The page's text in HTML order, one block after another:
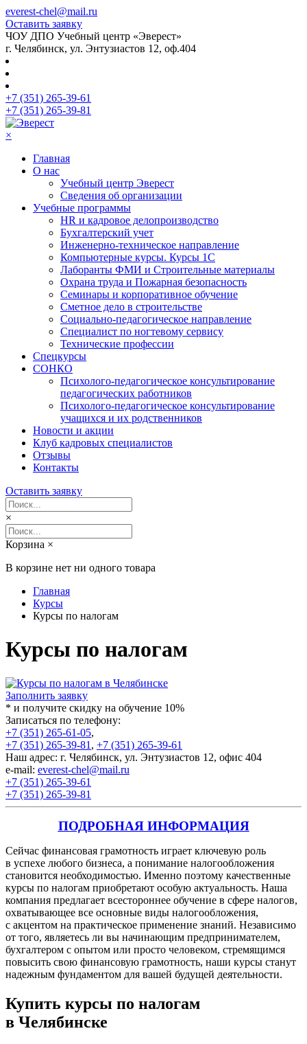
everest-chel@mail.ru
Оставить заявку
ЧОУ ДПО Учебный центр «Эверест»
г. Челябинск, ул. Энтузиастов 12, оф.404
+7 (351) 265-39-61
+7 (351) 265-39-81
×
Главная
О нас
Учебный центр Эверест
Сведения об организации
Учебные программы
HR и кадровое делопроизводство
Бухгалтерский учет
Инженерно-техническое направление
Компьютерные курсы. Курсы 1С
Лаборанты ФМИ и Строительные материалы
Охрана труда и Пожарная безопасность
Семинары и корпоративное обучение
Сметное дело в строительстве
Социально-педагогическое направление
Специалист по ногтевому сервису
Технические профессии
Спецкурсы
СОНКО
Психолого-педагогическое консультирование
педагогических работников
Психолого-педагогическое консультирование
учащихся и их родственников
Новости и акции
Клуб кадровых специалистов
Отзывы
Контакты
Оставить заявку
×
Корзина ×
В корзине нет ни одного товара
Главная
Курсы
Курсы по налогам
Курсы по налогам
Заполнить заявку
* и получите скидку на обучение 10%
Записаться по телефону:
+7 (351) 265-61-05,
+7 (351) 265-39-81 , +7 (351) 265-39-61
Наш адрес: г. Челябинск, ул. Энтузиастов 12, офис 404
e-mail: everest-chel@mail.ru
+7 (351) 265-39-61
+7 (351) 265-39-81
ПОДРОБНАЯ ИНФОРМАЦИЯ
Сейчас финансовая грамотность играет ключевую роль
в успехе любого бизнеса, а понимание налогообложения
становится необходимостью. Именно поэтому качественные
курсы по налогам приобретают особую актуальность. Наша
компания предлагает всестороннее обучение в сфере налогов,
охватывающее все основные виды налогообложения,
с акцентом на практическое применение знаний. Независимо
от того, являетесь ли вы начинающим предпринимателем,
бухгалтером с опытом или просто человеком, стремящимся
повысить свою финансовую грамотность, наши курсы станут
надежным фундаментом для вашей будущей деятельности.
Купить курсы по налогам
в Челябинске